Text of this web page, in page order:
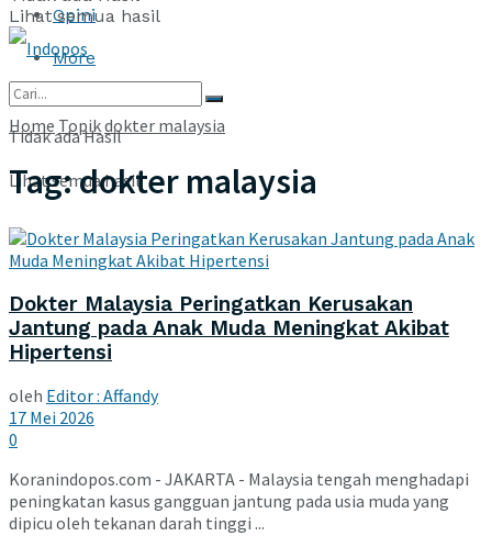
Opini
More
Lihat semua hasil
Tidak ada Hasil
Lihat semua hasil
Home Topikdokter malaysia
Tag:dokter malaysia
Dokter Malaysia Peringatkan Kerusakan
Jantung pada Anak Muda Meningkat Akibat
Hipertensi
oleh Editor : Affandy
17 Mei 2026
0
Koranindopos.com - JAKARTA - Malaysia tengah menghadapi
peningkatan kasus gangguan jantung pada usia muda yang
dipicu oleh tekanan darah tinggi ...